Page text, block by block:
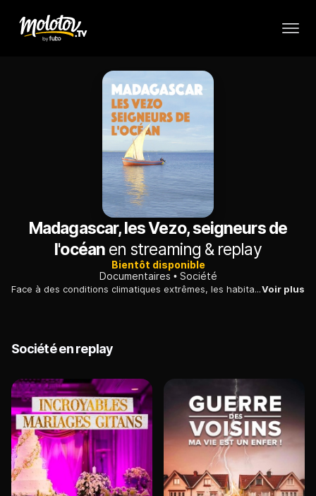
Madagascar, les Vezo, seigneurs de
l'océanen streaming & replay
Bientôt disponible
Documentaires
Société
Face à des conditions climatiques extrêmes, les habitants du sud-ouest de l'île de Madagascar désertent l'intérieur des terres et s'installent sur le littoral.Voir plus
Société en replay